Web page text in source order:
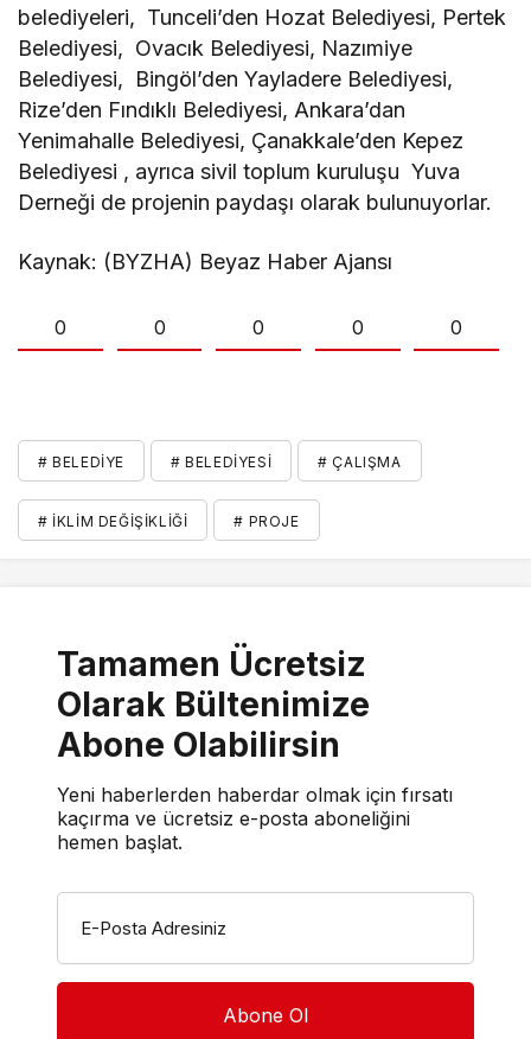
belediyeleri, Tunceli’den Hozat Belediyesi, Pertek
Belediyesi, Ovacık Belediyesi, Nazımiye
Belediyesi, Bingöl’den Yayladere Belediyesi,
Rize’den Fındıklı Belediyesi, Ankara’dan
Yenimahalle Belediyesi, Çanakkale’den Kepez
Belediyesi , ayrıca sivil toplum kuruluşu Yuva
Derneği de projenin paydaşı olarak bulunuyorlar.
Kaynak: (BYZHA) Beyaz Haber Ajansı
0 0 0 0 0
# BELEDIYE # BELEDIYESI # ÇALIŞMA
# İKLIM DEĞIŞIKLIĞI # PROJE
Tamamen Ücretsiz
Olarak Bültenimize
Abone Olabilirsin
Yeni haberlerden haberdar olmak için fırsatı
kaçırma ve ücretsiz e-posta aboneliğini
hemen başlat.
E-Posta Adresiniz